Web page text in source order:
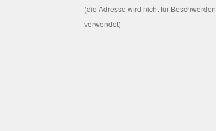
(die Adresse wird nicht für Beschwerden
verwendet)